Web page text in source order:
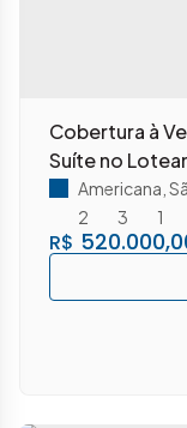
Cobertura à
Suíte no
Americana/SP
R$
Americana
2
3 1